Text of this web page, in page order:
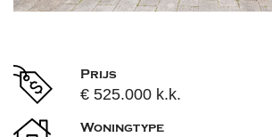
Prijs
€ 525.000 k.k.
Woningtype